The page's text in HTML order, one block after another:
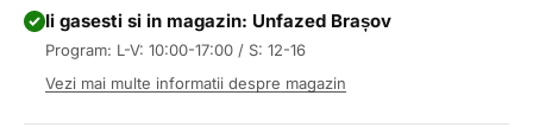
Ii gasesti si in magazin: Unfazed Brașov
Program: L-V: 10:00-17:00 / S: 12-16
Vezi mai multe informatii despre magazin